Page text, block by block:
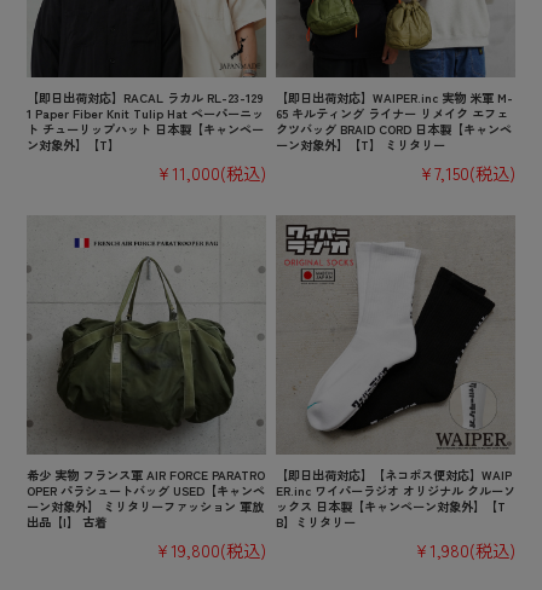
【即日出荷対応】RACAL ラカル RL-23-129
1 Paper Fiber Knit Tulip Hat ペーパーニッ
ト チューリップハット 日本製【キャンペー
ン対象外】【T】
¥11,000(税込)
【即日出荷対応】WAIPER.inc 実物 米軍 M-
65 キルティング ライナー リメイク エフェ
クツバッグ BRAID CORD 日本製【キャンペ
ーン対象外】【T】 ミリタリー
¥7,150(税込)
希少 実物 フランス軍 AIR FORCE PARATRO
OPER パラシュートバッグ USED【キャンペ
ーン対象外】 ミリタリーファッション 軍放
出品【I】 古着
¥19,800(税込)
【即日出荷対応】【ネコポス便対応】WAIP
ER.inc ワイパーラジオ オリジナル クルーソ
ックス 日本製【キャンペーン対象外】【T
B】ミリタリー
¥1,980(税込)